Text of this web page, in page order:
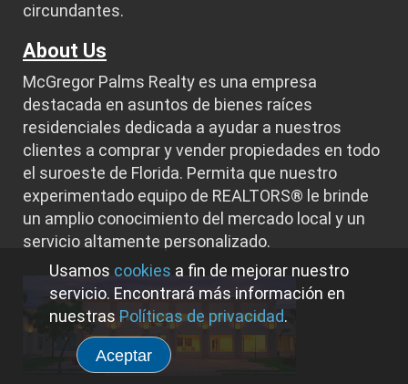
circundantes.
About Us
McGregor Palms Realty es una empresa
destacada en asuntos de bienes raíces
residenciales dedicada a ayudar a nuestros
clientes a comprar y vender propiedades en todo
el suroeste de Florida. Permita que nuestro
experimentado equipo de REALTORS® le brinde
un amplio conocimiento del mercado local y un
servicio altamente personalizado.
Usamos cookies a fin de mejorar nuestro
servicio. Encontrará más información en
nuestrasPolíticas de privacidad.
Aceptar